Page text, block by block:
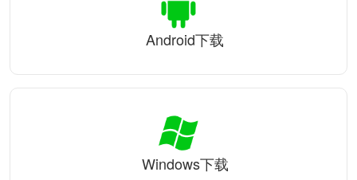
Android下载
Windows下载